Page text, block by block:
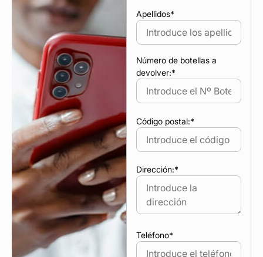
Apellidos*
Número de botellas a
devolver:*
Código postal:*
Dirección:*
Teléfono*